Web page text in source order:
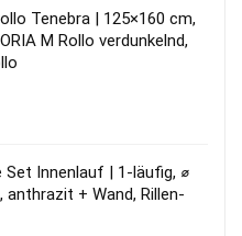
Tenebra | 125×160 cm,
M Rollo verdunkelnd,
Set Innenlauf | 1-läufig, ⌀
anthrazit + Wand, Rillen-